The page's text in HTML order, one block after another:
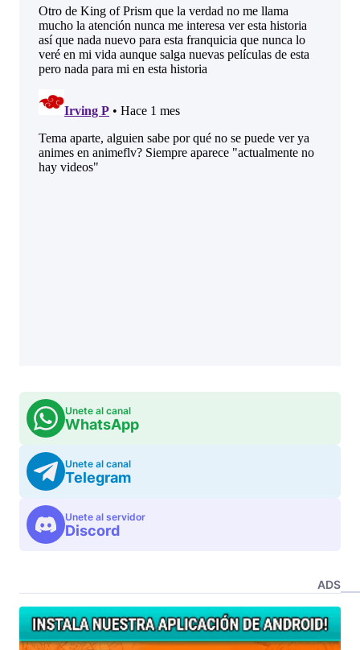
Unete al canal
WhatsApp
Unete al canal
Telegram
Unete al servidor
Discord
ADS